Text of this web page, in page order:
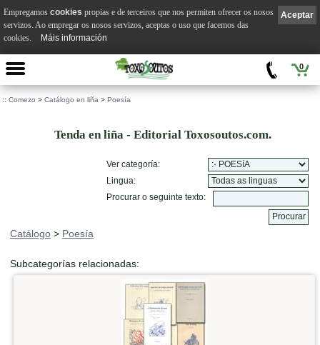
0
:: Comezo > Catálogo en liña > Poesía
Tenda en liña - Editorial Toxosoutos.com.
Ver categoría:
Lingua:
Procurar o seguinte texto:
Catálogo > Poesía
Subcategorías relacionadas:
Aceptar
Empregamos cookies propias e de terceiros que nos permiten ofrecer os nosos
servizos. Ao empregar os nosos servizos, aceptas o uso que facemos das
cookies.
Máis información